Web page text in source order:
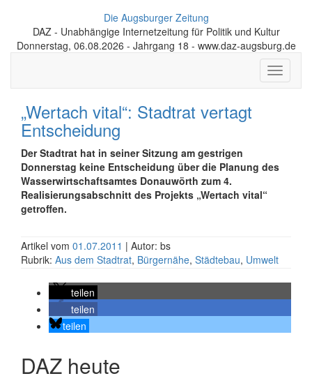
Die Augsburger Zeitung
DAZ - Unabhängige Internetzeitung für Politik und Kultur
Donnerstag, 06.08.2026 - Jahrgang 18 - www.daz-augsburg.de
Toggle
„Wertach vital“: Stadtrat vertagt
Entscheidung
Der Stadtrat hat in seiner Sitzung am gestrigen
Donnerstag keine Entscheidung über die Planung des
Wasserwirtschaftsamtes Donauwörth zum 4.
Realisierungsabschnitt des Projekts „Wertach vital“
getroffen.
Artikel vom 01.07.2011 | Autor: bs
Rubrik: Aus dem Stadtrat, Bürgernähe, Städtebau, Umwelt
teilen
teilen
teilen
DAZ heute